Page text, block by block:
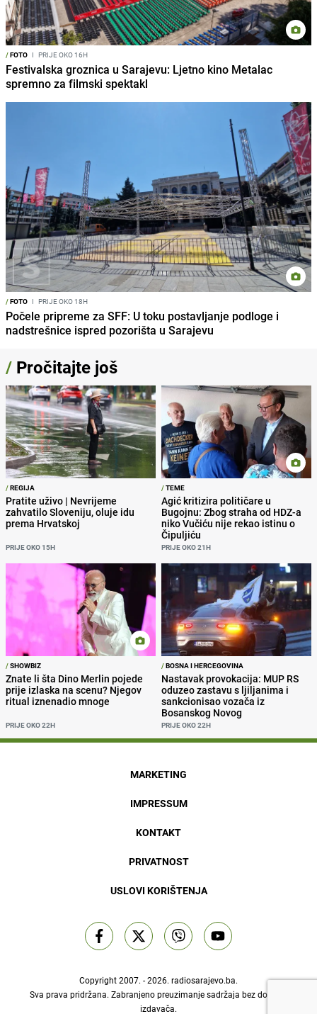
/FOTO I PRIJE OKO 16H
Festivalska groznica u Sarajevu: Ljetno kino Metalac
spremno za filmski spektakl
/FOTO I PRIJE OKO 18H
Počele pripreme za SFF: U toku postavljanje podloge i
nadstrešnice ispred pozorišta u Sarajevu
/ Pročitajte još
/REGIJA
Pratite uživo | Nevrijeme
zahvatilo Sloveniju, oluje idu
prema Hrvatskoj
PRIJE OKO 15H
/TEME
Agić kritizira političare u
Bugojnu: Zbog straha od HDZ-a
niko Vučiću nije rekao istinu o
Čipuljiću
PRIJE OKO 21H
/SHOWBIZ
Znate li šta Dino Merlin pojede
prije izlaska na scenu? Njegov
ritual iznenadio mnoge
PRIJE OKO 22H
/BOSNA I HERCEGOVINA
Nastavak provokacija: MUP RS
oduzeo zastavu s ljiljanima i
sankcionisao vozača iz
Bosanskog Novog
PRIJE OKO 22H
MARKETING
IMPRESSUM
KONTAKT
PRIVATNOST
USLOVI KORIŠTENJA
Copyright 2007. - 2026. radiosarajevo.ba.
Sva prava pridržana. Zabranjeno preuzimanje sadržaja bez dozvole
izdavača.